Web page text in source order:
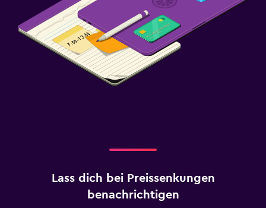
Lass dich bei Preissenkungen
benachrichtigen